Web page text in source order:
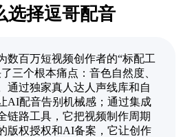
选择逗哥配音
数百万短视频创作者的“标配工
三个根本痛点：音色自然度、
通过独家真人达人声线库和自
AI配音告别机械感；通过集成
链路工具，它把视频制作周期
版权授权和AI备案，它让创作